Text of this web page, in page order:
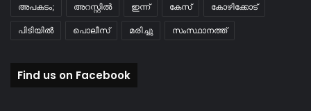
അപകടം; അറസ്റ്റിൽ ഇന്ന് കേസ് കോഴിക്കോട്
പിടിയിൽ പൊലീസ് മരിച്ചു സംസ്ഥാനത്ത്
Find us on Facebook